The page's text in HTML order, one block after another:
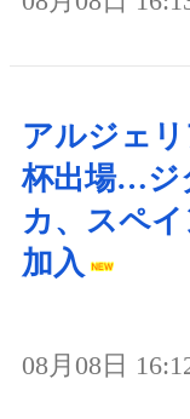
アルジェ
杯出場…ジ
カ、スペ
加入
08月08日